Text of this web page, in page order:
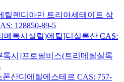
틸렌디아민 트리아세테이트 삼
128850-89-5
메톡시실릴)에틸]디실록산 CAS:
톡시]프로필비스(트리메틸실록
산디에틸에스테르 CAS: 757-